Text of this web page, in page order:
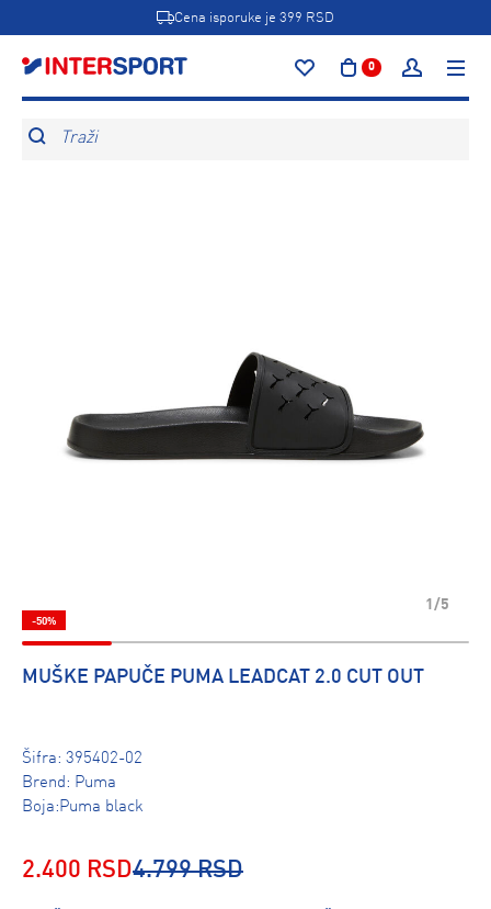
Cena isporuke je 399 RSD
0
Traži
1/5
-50%
MUŠKE PAPUČE PUMA LEADCAT 2.0 CUT OUT
Šifra: 395402-02
Brend: Puma
Boja:Puma black
2.400 RSD4.799 RSD